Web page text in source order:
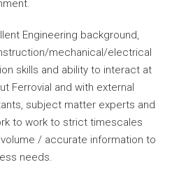
Engineering background,
mechanical/electrical
skills and ability to interact at
Ferrovial and with external
subject matter experts and
to work to strict timescales
/ accurate information to
needs.